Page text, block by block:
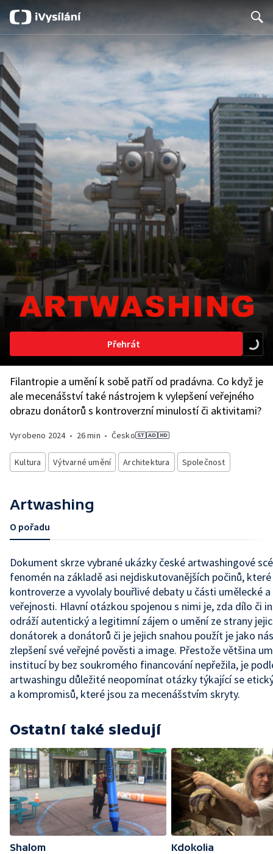
Search
Přehrát
Filantropie a umění k sobě patří od pradávna. Co když je
ale mecenášství také nástrojem k vylepšení veřejného
obrazu donátorů s kontroverzní minulostí či aktivitami?
Vyrobeno 2024• 26 min • Česko
Kultura Výtvarné umění Architektura Společnost
Artwashing
O pořadu
Dokument skrze vybrané ukázky české artwashingové
fenomén na základě asi nejdiskutovanějších počinů,
kontroverze a vyvolaly bouřlivé debaty u části umělecké
veřejnosti. Hlavní otázkou spojenou s nimi je, zda dílo či
odráží autentický a legitimní zájem o umění ze strany
donátorek a donátorů či je jejich snahou použít je jako
zlepšení své veřejné pověsti a image. Přestože většina
institucí by bez soukromého financování nepřežila, je
artwashingu důležité neopomínat otázky týkající se
a kompromisů, které jsou za mecenášstvím skryty.
Ostatní také sledují
Shalom
Kdokolia